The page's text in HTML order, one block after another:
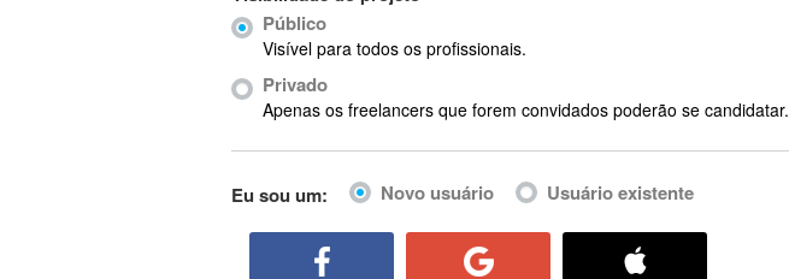
ABIS
AbleCommerce
Ableton Live
Abstract Window Toolkit (AWT)
Público
Visível para todos os profissionais.
Privado
Apenas os freelancers que forem convidados poderão se candidatar.
Eu sou um: Novo usuário Usuário existente